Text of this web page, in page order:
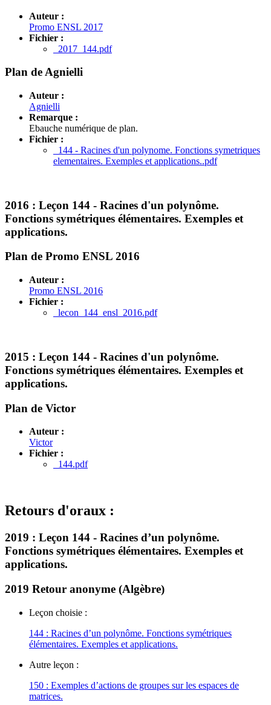
Auteur :
Promo ENSL 2017
Fichier :
2017_144.pdf
Plan de Agnielli
Auteur :
Agnielli
Remarque :
Ebauche numérique de plan.
Fichier :
144 - Racines d'un polynome. Fonctions symetriques
elementaires. Exemples et applications..pdf
2016 : Leçon 144 - Racines d'un polynôme.
Fonctions symétriques élémentaires. Exemples et
applications.
Plan de Promo ENSL 2016
Auteur :
Promo ENSL 2016
Fichier :
lecon_144_ensl_2016.pdf
2015 : Leçon 144 - Racines d'un polynôme.
Fonctions symétriques élémentaires. Exemples et
applications.
Plan de Victor
Auteur :
Victor
Fichier :
144.pdf
Retours d'oraux :
2019 : Leçon 144 - Racines d’un polynôme.
Fonctions symétriques élémentaires. Exemples et
applications.
2019 Retour anonyme (Algèbre)
Leçon choisie :
144 : Racines d’un polynôme. Fonctions symétriques
élémentaires. Exemples et applications.
Autre leçon :
150 : Exemples d’actions de groupes sur les espaces de
matrices.